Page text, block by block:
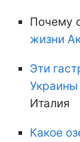
Почему
жизни
Эти
Украины
Италия
Какое